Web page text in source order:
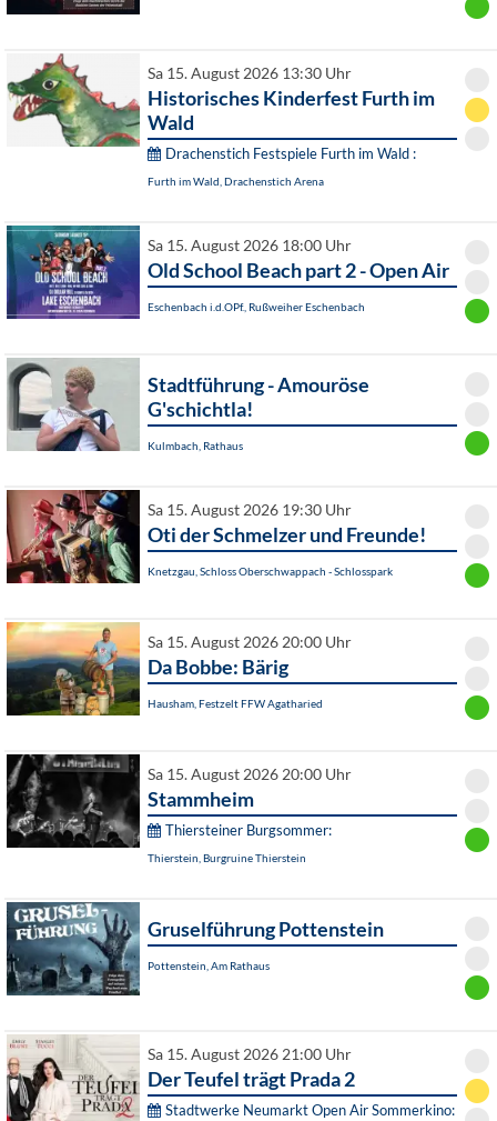
Sa 15. August 2026 13:30 Uhr
Historisches Kinderfest Furth im
Wald
Drachenstich Festspiele Furth im Wald :
Furth im Wald, Drachenstich Arena
Sa 15. August 2026 18:00 Uhr
Old School Beach part 2 - Open Air
Eschenbach i.d.OPf., Rußweiher Eschenbach
Stadtführung - Amouröse
G'schichtla!
Kulmbach, Rathaus
Sa 15. August 2026 19:30 Uhr
Oti der Schmelzer und Freunde!
Knetzgau, Schloss Oberschwappach - Schlosspark
Sa 15. August 2026 20:00 Uhr
Da Bobbe: Bärig
Hausham, Festzelt FFW Agatharied
Sa 15. August 2026 20:00 Uhr
Stammheim
Thiersteiner Burgsommer:
Thierstein, Burgruine Thierstein
Gruselführung Pottenstein
Pottenstein, Am Rathaus
Sa 15. August 2026 21:00 Uhr
Der Teufel trägt Prada 2
Stadtwerke Neumarkt Open Air Sommerkino: